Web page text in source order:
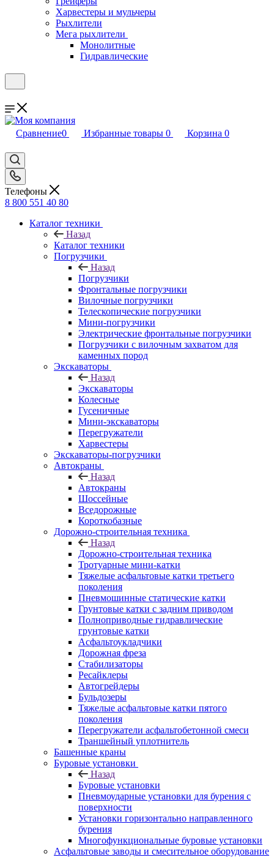
Харвестеры и мульчеры
Рыхлители
Мега рыхлители
Монолитные
Гидравлические
Сравнение0 Избранные товары 0 Корзина 0
Телефоны
8 800 551 40 80
Каталог техники
Назад
Каталог техники
Погрузчики
Назад
Погрузчики
Фронтальные погрузчики
Вилочные погрузчики
Телескопические погрузчики
Мини-погрузчики
Электрические фронтальные погрузчики
Погрузчики с вилочным захватом для
каменных пород
Экскаваторы
Назад
Экскаваторы
Колесные
Гусеничные
Мини-экскаваторы
Перегружатели
Харвестеры
Экскаваторы-погрузчики
Автокраны
Назад
Автокраны
Шоссейные
Вседорожные
Короткобазные
Дорожно-строительная техника
Назад
Дорожно-строительная техника
Тротуарные мини-катки
Тяжелые асфальтовые катки третьего
поколения
Пневмошинные статические катки
Грунтовые катки с задним приводом
Полноприводные гидравлические
грунтовые катки
Асфальтоукладчики
Дорожная фреза
Стабилизаторы
Ресайклеры
Автогрейдеры
Бульдозеры
Тяжелые асфальтовые катки пятого
поколения
Перегружатели асфальтобетонной смеси
Траншейный уплотнитель
Башенные краны
Буровые установки
Назад
Буровые установки
Пневмоударные установки для бурения с
поверхности
Установки горизонтально направленного
бурения
Многофункциональные буровые установки
Асфальтовые заводы и смесительное оборудование